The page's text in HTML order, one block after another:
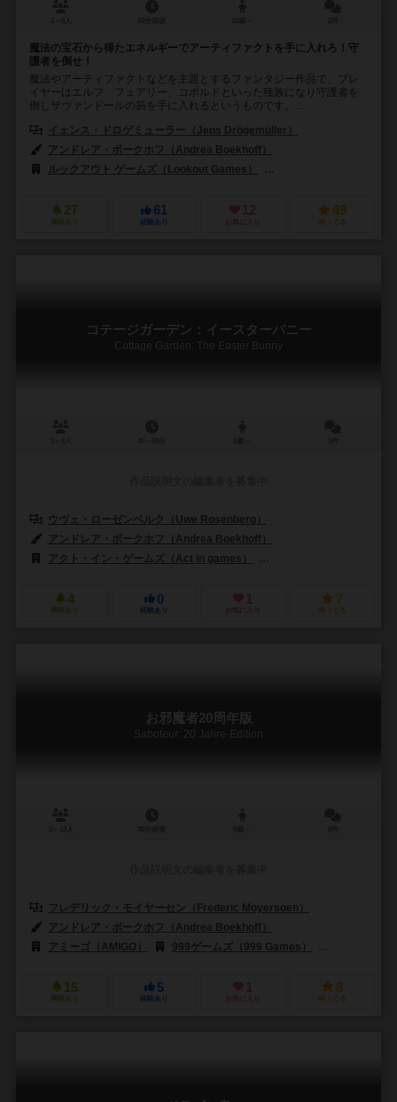
魔法の宝石から得たエネルギーでアーティファクトを手に入れろ！守
護者を倒せ！
魔法やアーティファクトなどを主題とするファンタジー作品で、プレ
イヤーはエルフ、フェアリー、コボルドといった種族になり守護者を
倒しザヴァンドールの笏を手に入れるというものです。...
イェンス・ドロゲミューラー（Jens Drögemüller）
アンドレア・ボークホフ（Andrea Boekhoff）
ルックアウト ゲームズ（Lookout Games）
27
興味あり
61
経験あり
12
お気に入り
49
持ってる
コテージガーデン：イースターバニー
Cottage Garden: The Easter Bunny
ウヴェ・ローゼンベルク（Uwe Rosenberg）
アンドレア・ボークホフ（Andrea Boekhoff）
アクト・イン・ゲームズ（Act in games）
4
興味あり
0
経験あり
1
お気に入り
7
持ってる
お邪魔者20周年版
Saboteur: 20 Jahre-Edition
フレデリック・モイヤーセン（Frederic Moyersoen）
アンドレア・ボークホフ（Andrea Boekhoff）
アミーゴ（AMIGO）
999ゲームズ（999 Games）
15
興味あり
5
経験あり
1
お気に入り
8
持ってる